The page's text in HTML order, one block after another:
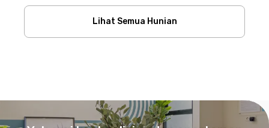
Lihat Semua Hunian